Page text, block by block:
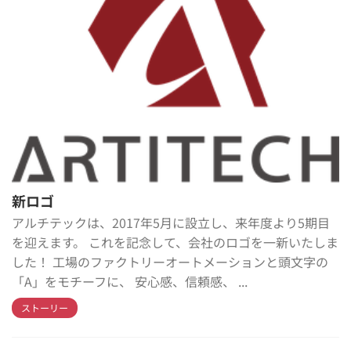
新ロゴ
アルチテックは、2017年5月に設立し、来年度より5期目
を迎えます。 これを記念して、会社のロゴを一新いたしま
した！ 工場のファクトリーオートメーションと頭文字の
「A」をモチーフに、 安心感、信頼感、 ...
ストーリー